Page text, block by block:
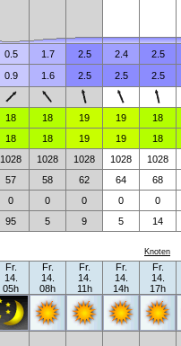
0.5 1.7 2.5 2.4 2.5
0.9 1.6 2.5 2.5 2.5
18 18 19 19 18
18 18 19 19 18
1028 1028 1028 1028 1028
57 58 62 64 68
0 0 0 0 0
95 5 9 5 14
Knoten
Fr.
14.
05h
Fr.
14.
08h
Fr.
14.
11h
Fr.
14.
14h
Fr.
14.
17h